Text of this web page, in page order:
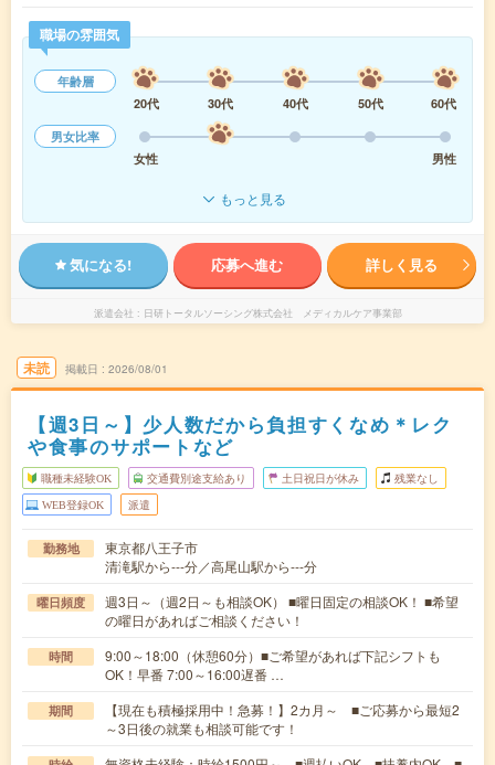
職場の雰囲気
年齢層
20代
30代 40代 50代
60代
男女比率
女性
男性
もっと見る
気になる! 応募へ進む 詳しく見る
派遣会社 日研トータルソーシング株式会社 メディカルケア事業部
未読 掲載日 2026/08/01
【週3日～】少人数だから負担すくなめ＊レク
や食事のサポートなど
職種未経験OK 交通費別途支給あり 土日祝日が休み 残業なし
WEB登録OK 派遣
勤務地
東京都八王子市
清滝駅から---分／高尾山駅から---分
曜日頻度
週3日～（週2日～も相談OK） ■曜日固定の相談OK！ ■希望
の曜日があればご相談ください！
時間
9:00～18:00（休憩60分）■ご希望があれば下記シフトも
OK！早番 7:00～16:00遅番 …
期間
【現在も積極採用中！急募！】2カ月～ ■ご応募から最短2
～3日後の就業も相談可能です！